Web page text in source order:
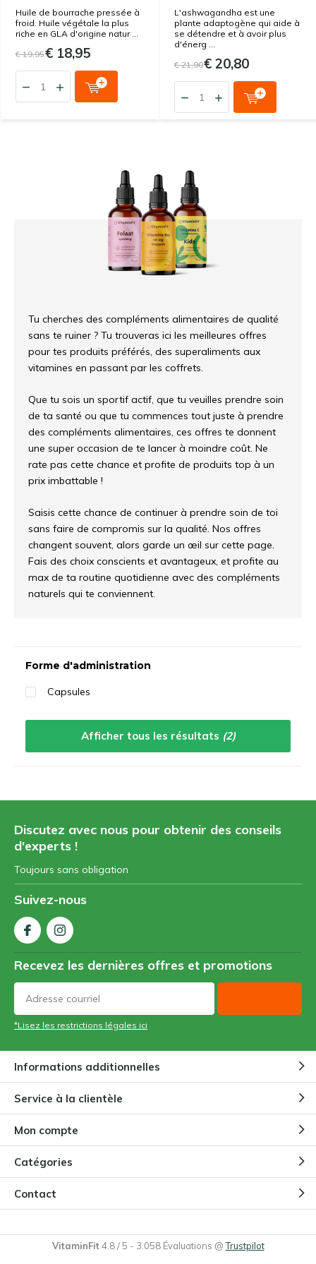
Huile de bourrache pressée à
froid. Huile végétale la plus
riche en GLA d'origine natur ...
€ 19,95€ 18,95
L'ashwagandha est une
plante adaptogène qui aide à
se détendre et à avoir plus
d'énerg ...
€ 21,90€ 20,80
Tu cherches des compléments alimentaires de qualité
sans te ruiner ? Tu trouveras ici les meilleures offres
pour tes produits préférés, des superaliments aux
vitamines en passant par les coffrets.
Que tu sois un sportif actif, que tu veuilles prendre soin
de ta santé ou que tu commences tout juste à prendre
des compléments alimentaires, ces offres te donnent
une super occasion de te lancer à moindre coût. Ne
rate pas cette chance et profite de produits top à un
prix imbattable !
Saisis cette chance de continuer à prendre soin de toi
sans faire de compromis sur la qualité. Nos offres
changent souvent, alors garde un œil sur cette page.
Fais des choix conscients et avantageux, et profite au
max de ta routine quotidienne avec des compléments
naturels qui te conviennent.
Forme d'administration
Capsules
Afficher tous les résultats (2)
Discutez avec nous pour obtenir des conseils
d'experts !
Toujours sans obligation
Suivez-nous
Recevez les dernières offres et promotions
*Lisez les restrictions légales ici
Informations additionnelles
Service à la clientèle
Mon compte
Catégories
Contact
VitaminFit4.8/5 - 3.058 Évaluations @Trustpilot